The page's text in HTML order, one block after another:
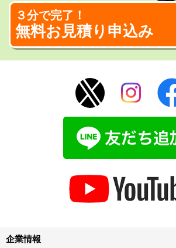
３分で完了！
無料お見積り申込み
企業情報